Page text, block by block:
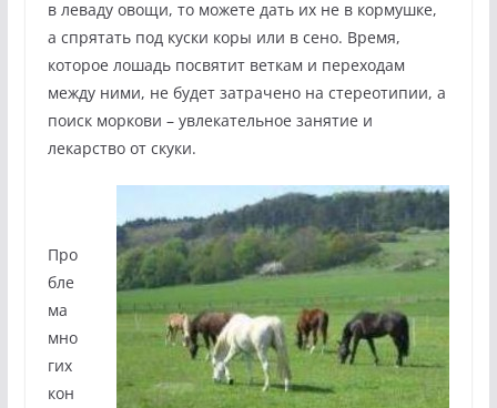
в леваду овощи, то можете дать их не в кормушке,
а спрятать под куски коры или в сено. Время,
которое лошадь посвятит веткам и переходам
между ними, не будет затрачено на стереотипии, а
поиск моркови – увлекательное занятие и
лекарство от скуки.
Про
бле
ма
мно
гих
кон